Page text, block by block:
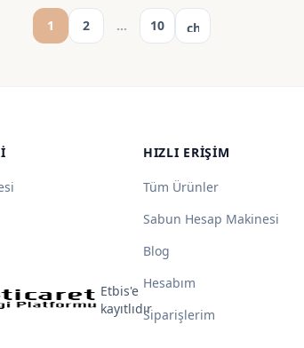
Yazı
sayfalaması
1 2 … 10 chevron_right
Etbis'e
kayıtlıdır
HIZLI ERIŞIM
Tüm Ürünler
Sabun Hesap Makinesi
Blog
Hesabım
Siparişlerim